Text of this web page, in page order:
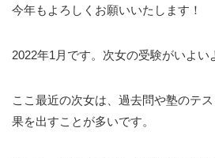
今年もよろしくお願いいたします！
2022年1月です。次女の受験がいよい
ここ最近の次女は、過去問や塾のテ
果を出すことが多いです。